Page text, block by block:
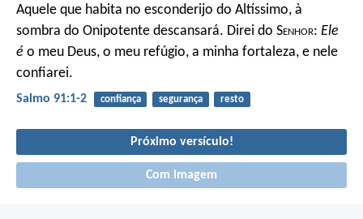
Aquele que habita no esconderijo do Altíssimo, à
sombra do Onipotente descansará. Direi do Senhor: Ele
é o meu Deus, o meu refúgio, a minha fortaleza, e nele
confiarei.
Salmo 91:1-2 confiança segurança resto
Próximo versículo!
Com imagem